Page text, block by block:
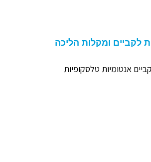
לקביים ומקלות הליכה